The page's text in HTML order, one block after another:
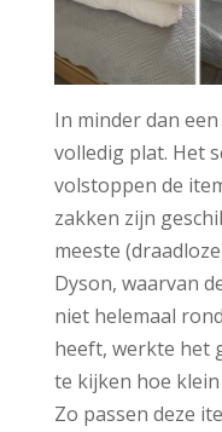
In minder dan
volledig plat. Het
volstoppen de
zakken zijn
meeste
Dyson, waarvan
niet helemaal
heeft, werkte het
te kijken hoe
Zo passen deze